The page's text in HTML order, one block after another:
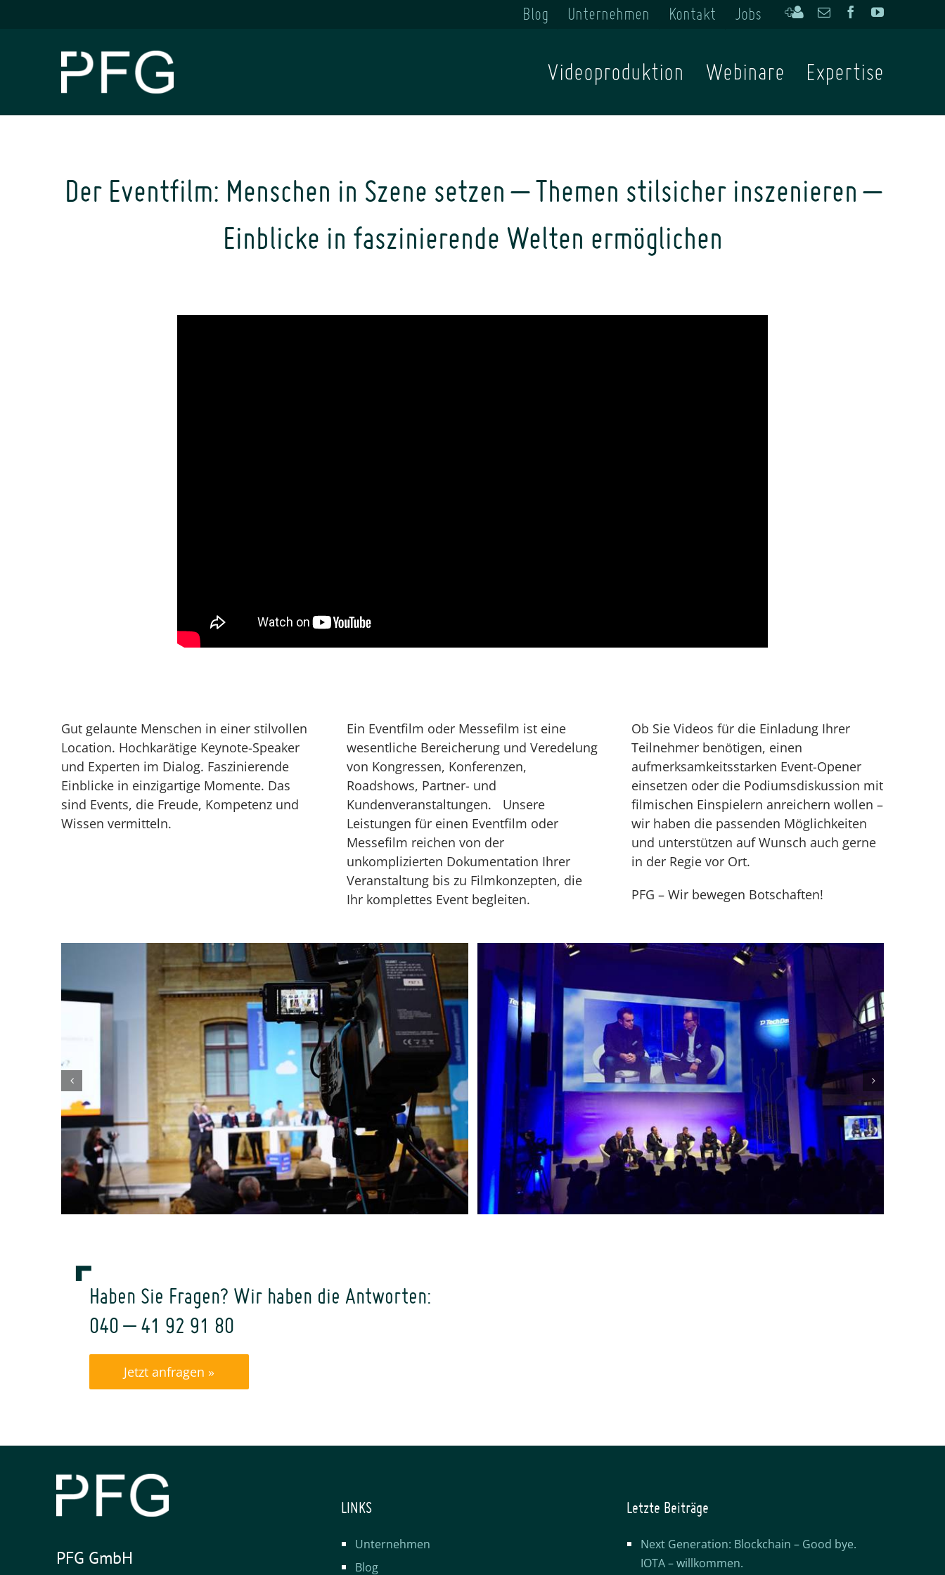
Kontakt Email FacebookYouTube
Blog Unternehmen Kontakt Jobs
Videoproduktion Webinare Expertise
Der Eventfilm: Menschen in Szene setzen – Themen stilsicher inszenieren –
Einblicke in faszinierende Welten ermöglichen
Gut gelaunte Menschen in einer stilvollen
Location. Hochkarätige Keynote-Speaker
und Experten im Dialog. Faszinierende
Einblicke in einzigartige Momente. Das
sind Events, die Freude, Kompetenz und
Wissen vermitteln.
Ein Eventfilm oder Messefilm ist eine
wesentliche Bereicherung und Veredelung
von Kongressen, Konferenzen,
Roadshows, Partner- und
Kundenveranstaltungen. Unsere
Leistungen für einen Eventfilm oder
Messefilm reichen von der
unkomplizierten Dokumentation Ihrer
Veranstaltung bis zu Filmkonzepten, die
Ihr komplettes Event begleiten.
Ob Sie Videos für die Einladung Ihrer
Teilnehmer benötigen, einen
aufmerksamkeitsstarken Event-Opener
einsetzen oder die Podiumsdiskussion mit
filmischen Einspielern anreichern wollen –
wir haben die passenden Möglichkeiten
und unterstützen auf Wunsch auch gerne
in der Regie vor Ort.
PFG – Wir bewegen Botschaften!
Haben Sie Fragen? Wir haben die Antworten:
040 – 41 92 91 80
Jetzt anfragen »
PFG GmbH
LINKS
Unternehmen
Blog
Letzte Beiträge
Next Generation: Blockchain – Good bye.
IOTA – willkommen.